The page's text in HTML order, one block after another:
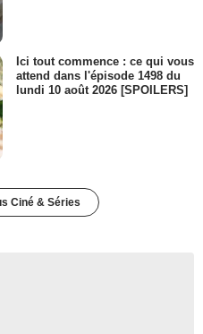
Ici tout commence : ce qui vous
attend dans l'épisode 1498 du
lundi 10 août 2026 [SPOILERS]
Ciné & Séries